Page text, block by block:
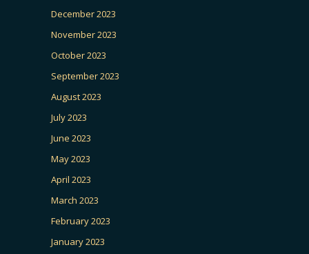
December 2023
November 2023
October 2023
September 2023
August 2023
July 2023
June 2023
May 2023
April 2023
March 2023
February 2023
January 2023